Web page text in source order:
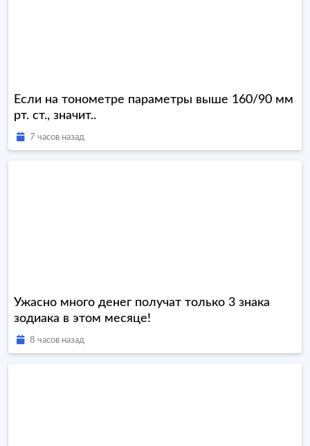
Если на тонометре параметры выше 160/90 мм
рт. ст., значит..
7 часов назад
Ужасно много денег получат только 3 знака
зодиака в этом месяце!
8 часов назад